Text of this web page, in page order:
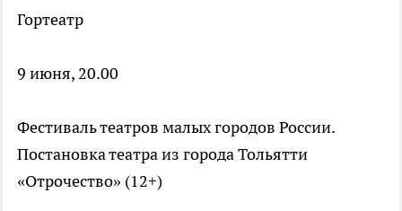
Гортеатр
9 июня, 20.00
Фестиваль театров малых городов России.
Постановка театра из города Тольятти
«Отрочество» (12+)